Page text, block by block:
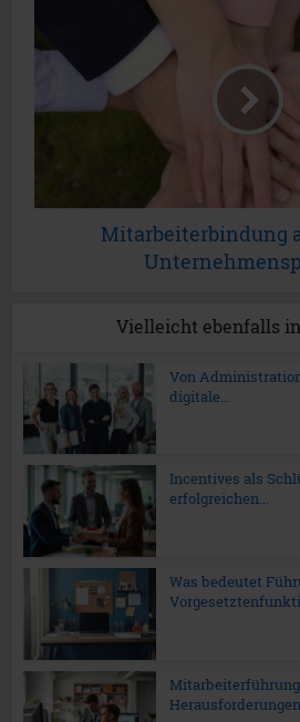
Mitarbeiterbindung
Vielleicht ebenfalls
Von
digitale...
Incentives als
erfolgreichen...
Was bedeutet